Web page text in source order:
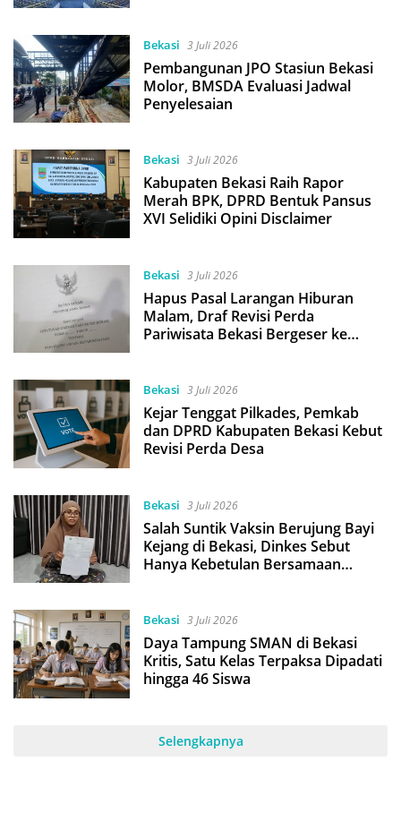
Bekasi 3 Juli 2026
Pembangunan JPO Stasiun Bekasi
Molor, BMSDA Evaluasi Jadwal
Penyelesaian
Bekasi 3 Juli 2026
Kabupaten Bekasi Raih Rapor
Merah BPK, DPRD Bentuk Pansus
XVI Selidiki Opini Disclaimer
Bekasi 3 Juli 2026
Hapus Pasal Larangan Hiburan
Malam, Draf Revisi Perda
Pariwisata Bekasi Bergeser ke
Bekasi 3 Juli 2026
Kejar Tenggat Pilkades, Pemkab
dan DPRD Kabupaten Bekasi Kebut
Revisi Perda Desa
Bekasi 3 Juli 2026
Salah Suntik Vaksin Berujung Bayi
Kejang di Bekasi, Dinkes Sebut
Hanya Kebetulan Bersamaan
Bekasi 3 Juli 2026
Daya Tampung SMAN di Bekasi
Kritis, Satu Kelas Terpaksa Dipadati
hingga 46 Siswa
Selengkapnya